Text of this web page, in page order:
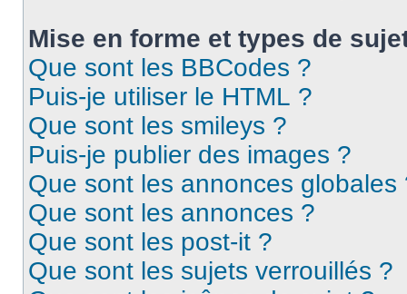
Mise en forme et types de
Que sont les BBCodes ?
Puis-je utiliser le HTML ?
Que sont les smileys ?
Puis-je publier des images ?
Que sont les annonces globales
Que sont les annonces ?
Que sont les post-it ?
Que sont les sujets verrouillés ?